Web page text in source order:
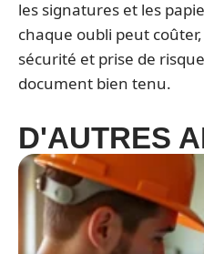
les signatures et les
chaque oubli peut
sécurité et prise de
document bien tenu.
D'AUTRES